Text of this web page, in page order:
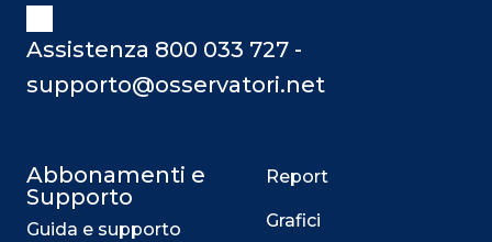
Assistenza 800 033 727 -
supporto@osservatori.net
Abbonamenti e
Supporto
Guida e supporto
Report
Grafici